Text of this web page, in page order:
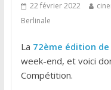
22 février 2022
Berlinale
La 72ème édition
week-end, et voici
Compétition.